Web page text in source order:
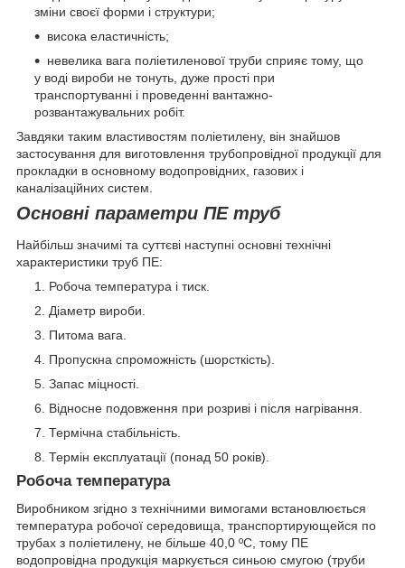
зміни своєї форми і структури;
висока еластичність;
невелика вага поліетиленової труби сприяє тому, що
у воді вироби не тонуть, дуже прості при
транспортуванні і проведенні вантажно-
розвантажувальних робіт.
Завдяки таким властивостям поліетилену, він знайшов
застосування для виготовлення трубопровідної продукції для
прокладки в основному водопровідних, газових і
каналізаційних систем.
Основні параметри ПЕ труб
Найбільш значимі та суттєві наступні основні технічні
характеристики труб ПЕ:
Робоча температура і тиск.
Діаметр вироби.
Питома вага.
Пропускна спроможність (шорсткість).
Запас міцності.
Відносне подовження при розриві і після нагрівання.
Термічна стабільність.
Термін експлуатації (понад 50 років).
Робоча температура
Виробником згідно з технічними вимогами встановлюється
температура робочої середовища, транспортирующейся по
трубах з поліетилену, не більше 40,0 ºС, тому ПЕ
водопровідна продукція маркується синьою смугою (труби